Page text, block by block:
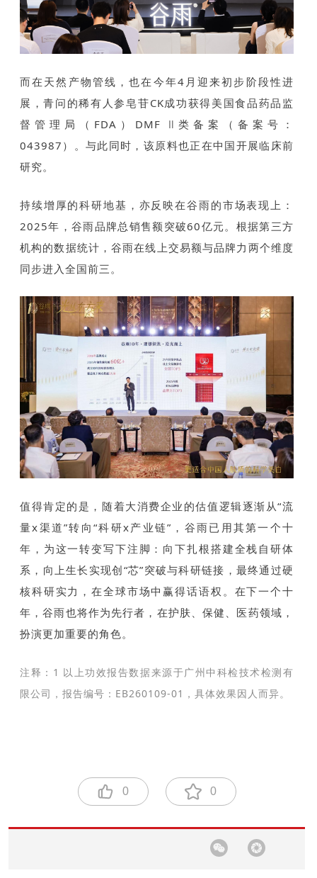
而在天然产物管线，也在今年4月迎来初步阶段性进
展，青问的稀有人参皂苷CK成功获得美国食品药品监
督管理局（FDA）DMF Ⅱ类备案（备案号：
043987）。与此同时，该原料也正在中国开展临床前
研究。
持续增厚的科研地基，亦反映在谷雨的市场表现上：
2025年，谷雨品牌总销售额突破60亿元。根据第三方
机构的数据统计，谷雨在线上交易额与品牌力两个维度
同步进入全国前三。
值得肯定的是，随着大消费企业的估值逻辑逐渐从“流
量x渠道”转向“科研x产业链”，谷雨已用其第一个十
年，为这一转变写下注脚：向下扎根搭建全栈自研体
系，向上生长实现创“芯”突破与科研链接，最终通过硬
核科研实力，在全球市场中赢得话语权。在下一个十
年，谷雨也将作为先行者，在护肤、保健、医药领域，
扮演更加重要的角色。
注释：1 以上功效报告数据来源于广州中科检技术检测有
限公司，报告编号：EB260109-01，具体效果因人而异。
0 0